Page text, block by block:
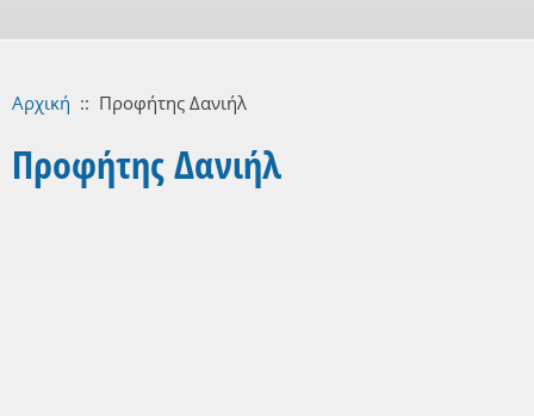
Αρχική :: Προφήτης Δανιήλ
Προφήτης Δανιήλ